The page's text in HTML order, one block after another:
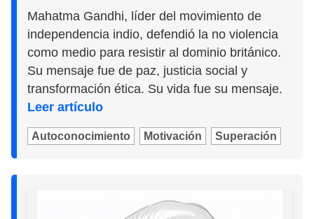
Mahatma Gandhi, líder del movimiento de
independencia indio, defendió la no violencia
como medio para resistir al dominio británico.
Su mensaje fue de paz, justicia social y
transformación ética. Su vida fue su mensaje.
Leer artículo
Autoconocimiento Motivación Superación